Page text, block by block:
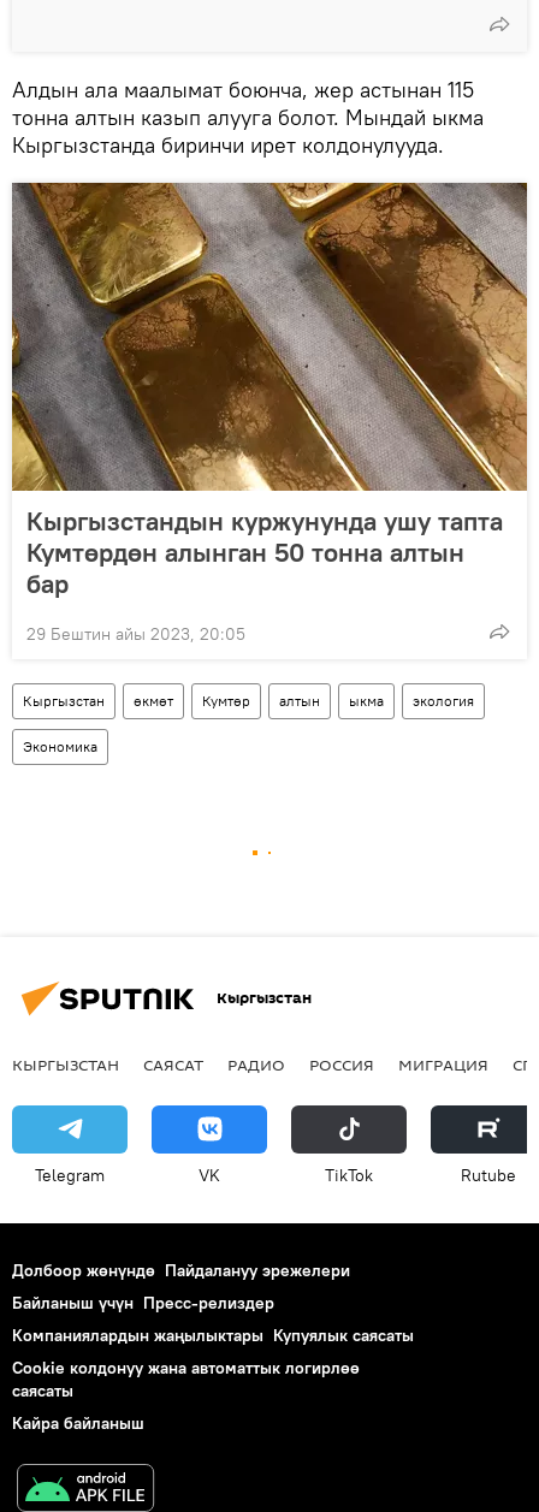
Алдын ала маалымат боюнча, жер астынан 115
тонна алтын казып алууга болот. Мындай ыкма
Кыргызстанда биринчи ирет колдонулууда.
Кыргызстандын куржунунда ушу тапта
Кумтөрдөн алынган 50 тонна алтын
бар
29 Бештин айы 2023, 20:05
Кыргызстан өкмөт Кумтөр алтын ыкма экология
Экономика
Кыргызстан
КЫРГЫЗСТАН САЯСАТ РАДИО РОССИЯ МИГРАЦИЯ
Telegram VK ТikТоk Rutube
Долбоор жөнүндө Пайдалануу эрежелери
Байланыш үчүн Пресс-релиздер
Компаниялардын жаңылыктары Купуялык саясаты
Cookie колдонуу жана автоматтык логирлөө
саясаты
Кайра байланыш